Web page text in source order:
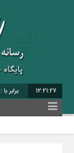
12:21:27 برابر با : 23 - صفر - 1448